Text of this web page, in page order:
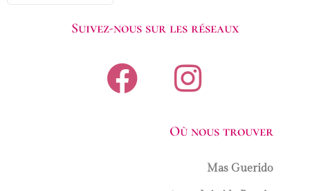
Suivez-nous sur les réseaux
Où nous trouver
Mas Guerido